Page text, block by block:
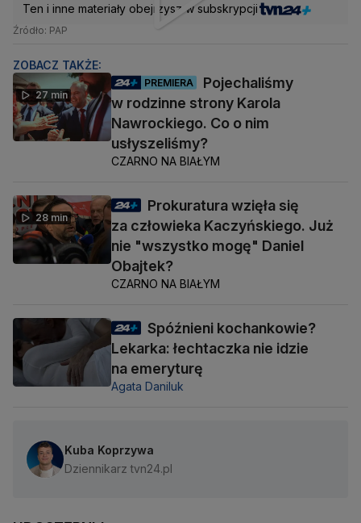
Ten i inne materiały obejrzysz w subskrypcji
Źródło: PAP
ZOBACZ TAKŻE:
27 min
PREMIERA
Pojechaliśmy
w rodzinne strony Karola
Nawrockiego. Co o nim
usłyszeliśmy?
CZARNO NA BIAŁYM
28 min
Prokuratura wzięła się
za człowieka Kaczyńskiego. Już
nie "wszystko mogę" Daniel
Obajtek?
CZARNO NA BIAŁYM
Spóźnieni kochankowie?
Lekarka: łechtaczka nie idzie
na emeryturę
Agata Daniluk
Kuba Koprzywa
Dziennikarz tvn24.pl